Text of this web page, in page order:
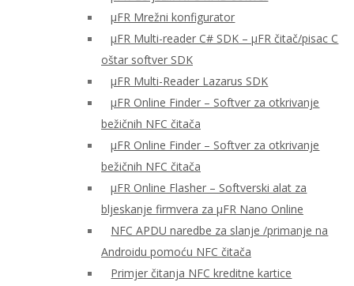
μFR Mrežni konfigurator
μFR Multi-reader C# SDK – μFR čitač/pisac C
oštar softver SDK
μFR Multi-Reader Lazarus SDK
μFR Online Finder – Softver za otkrivanje
bežičnih NFC čitača
μFR Online Finder – Softver za otkrivanje
bežičnih NFC čitača
μFR Online Flasher – Softverski alat za
bljeskanje firmvera za μFR Nano Online
NFC APDU naredbe za slanje /primanje na
Androidu pomoću NFC čitača
Primjer čitanja NFC kreditne kartice